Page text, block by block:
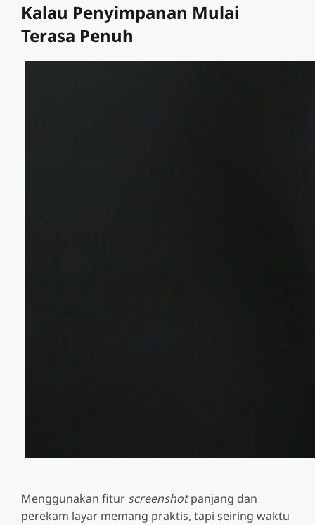
Kalau Penyimpanan Mulai
Terasa Penuh
Menggunakan fitur screenshotpanjang dan
perekam layar memang praktis, tapi seiring waktu